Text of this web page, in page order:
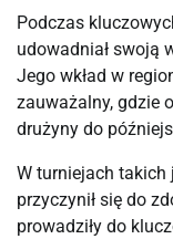
Podczas
udowadniał swoją
Jego wkład w
zauważalny, gdzie
drużyny do
W turniejach takich
przyczynił się do
prowadziły do